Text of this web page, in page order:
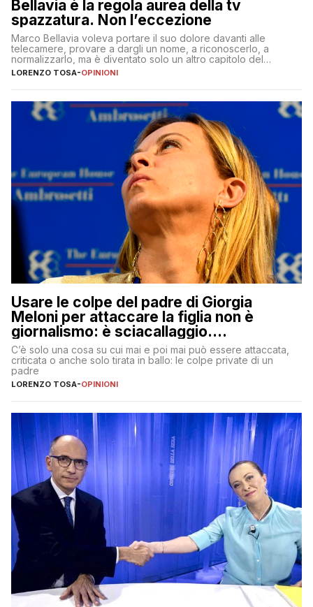
Bellavia è la regola aurea della tv
spazzatura. Non l’eccezione
Marco Bellavia voleva portare il suo dolore davanti alle
telecamere, provare a dargli un nome, a riconoscerlo, a
normalizzarlo, ma è diventato solo un altro capitolo del
copione
LORENZO TOSA-OPINIONI
Usare le colpe del padre di Giorgia
Meloni per attaccare la figlia non è
giornalismo: è sciacallaggio.
Dimostriamo di essere diversi
C’è solo una cosa su cui mai e poi mai può essere attaccata,
criticata o anche solo tirata in ballo: le colpe private di un
padre
LORENZO TOSA-OPINIONI